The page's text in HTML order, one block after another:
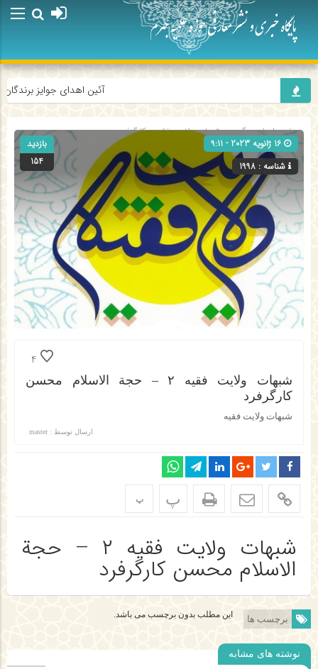
آئین اهدای جوایز
صفحه اصلی» گروه »شبهات ولایت فقیه - کارگرفرد
شناسه : 1998
بازدید
154
4
شبهات ولایت فقیه ۲ – حجة الاسلام محسن
کارگرفرد
شبهات ولایت فقیه
ارسال توسط :master
پ پ
شبهات ولایت فقیه ۲ – حجة
الاسلام محسن کارگرفرد
برچسب ها این مطلب بدون برچسب می باشد.
نوشته های مشابه